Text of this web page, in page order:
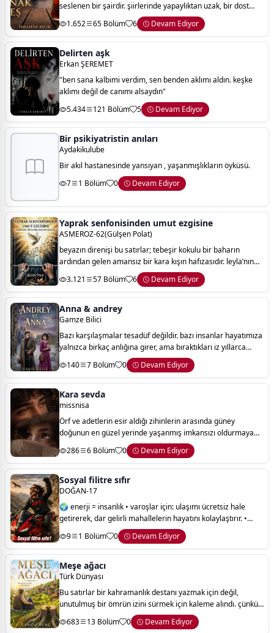
seslenen bir şairdir. şiirlerinde yapaylıktan uzak, bir dost
sohbetinin sıcaklığı vardır. okuyucu onun bir mısrasına denk
geldiğinde, yab
1.652 65 Bölüm 6 Devam Ediyor
Delirten aşk
Erkan ŞEREMET
"ben sana kalbimi verdim, sen benden aklımı aldın. keşke
aklımı değil de canımı alsaydın"
5.434
121 Bölüm 5 Devam Ediyor
Bir psikiyatristin anıları
Aydakikulube
Bir akıl hastanesinde yansıyan , yaşanmışlıkların öyküsü.
7
1 Bölüm 0 Devam Ediyor
Yaprak senfonisinden umut ezgisine
ASMEROZ-62(Gülşen Polat)
​beyazın direnişi bu satırlar; tebeşir kokulu bir baharın
ardından gelen amansız bir kara kışın hafızasıdır. leyla’nın
"çamurlu bir gelinlikle" imtihanı ve karanlığı yırtan uyanışıdır.
hürriyet
3.121 57 Bölüm 6 Devam Ediyor
Anna & andrey
Gamze Bilici
Bazı karşılaşmalar tesadüf değildir. bazı insanlar hayatımıza
yalnızca birkaç anlığına girer, ama bıraktıkları iz yıllarca
140 7 Bölüm 0 Devam Ediyor
Kara sevda
missnisa
Örf ve adetlerin esir aldığı zihinlerin arasında güney
doğunun en güzel yerinde yaşanmış imkansızı oldurmaya
çalışan iki gencin kara sevdasından esinlenip yazılmış ve
beğeninize sunulmuş bir hikaye
286 6 Bölüm 0 Devam Ediyor
Sosyal filitre sıfır
DOĞAN-17
🌍 enerji = insanlık • varoşlar için: ulaşımı ücretsiz hale
getirerek, dar gelirli mahallelerin hayatını kolaylaştırır. •
afrika’daki çocuklar için: teknoloji transferiyle açlığa karşı
sürdür
9 1 Bölüm 0 Devam Ediyor
Meşe ağacı
Türk Dünyası
Bu satırlar bir kahramanlık destanı yazmak için değil,
unutulmuş bir ömrün izini sürmek için kaleme alındı. çünkü
bazı hayatlar vardır; ne kadar sessiz yaşanmış olursa olsun,
içlerinde bir çağın kırıl
683 13 Bölüm 0 Devam Ediyor